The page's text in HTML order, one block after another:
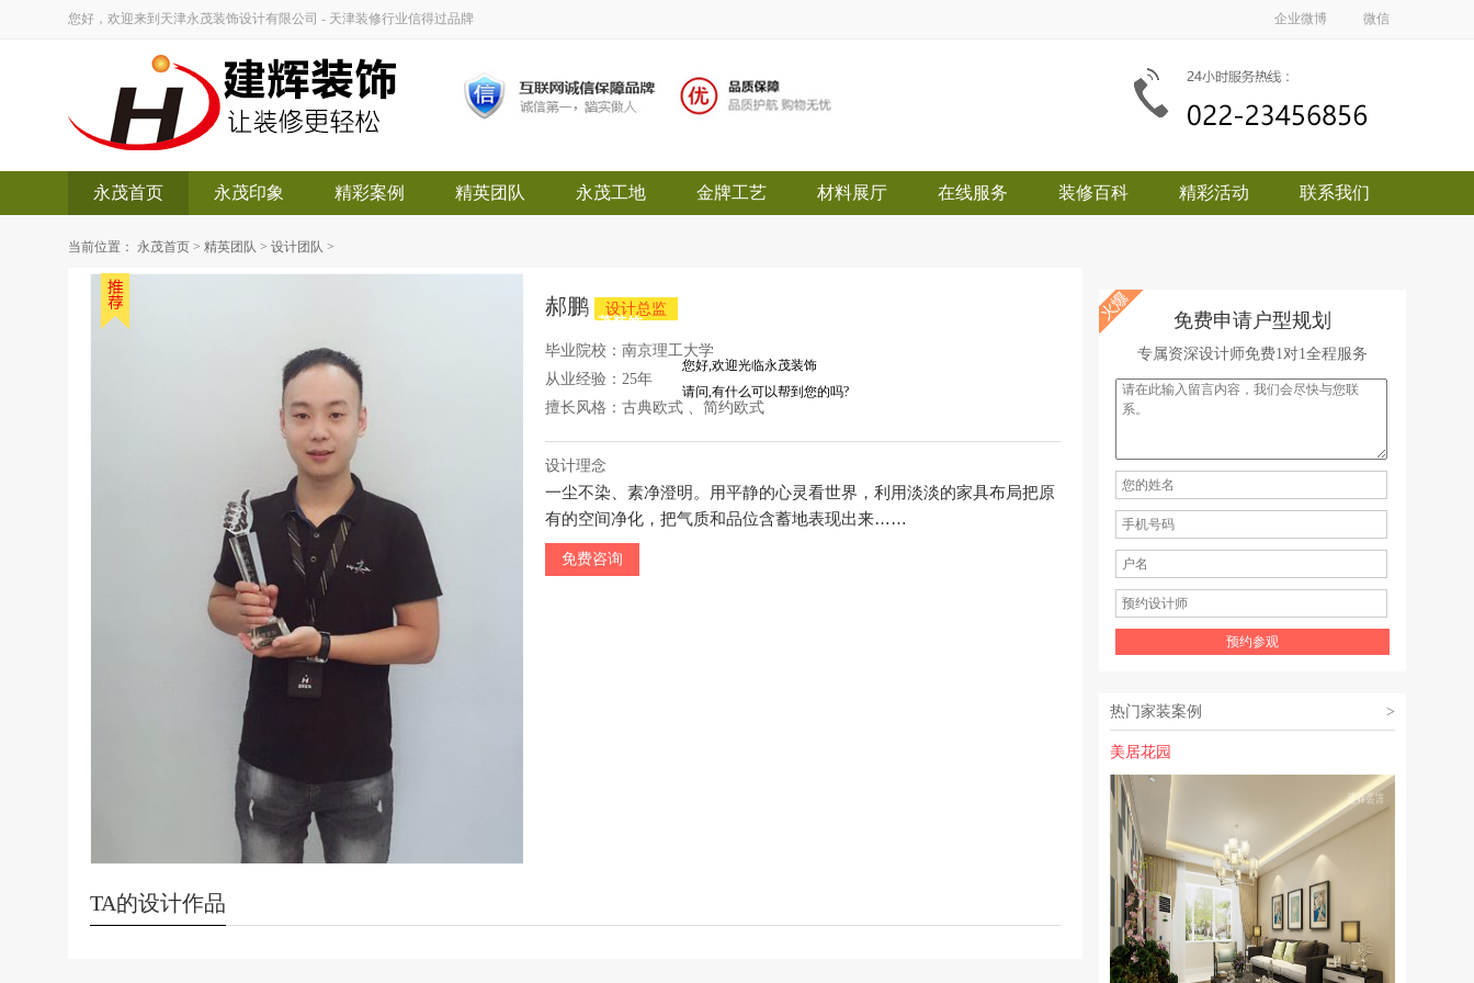
您好，欢迎来到天津永茂装饰设计有限公司 - 天津装修行业信得过品牌 企业微博 微信
永茂首页 永茂印象 精彩案例 精英团队 永茂工地 金牌工艺 材料展厅 在线服务 装修百科 精彩活动 联系我们
当前位置： 永茂首页 > 精英团队 > 设计团队 >
郝鹏 设计总监
毕业院校： 南京理工大学
从业经验： 25年
擅长风格： 古典欧式 、简约欧式
设计理念
一尘不染、素净澄明。用平静的心灵看世界，利用淡淡的家具布局把原
有的空间净化，把气质和品位含蓄地表现出来……
免费咨询
TA的设计作品
免费申请户型规划
专属资深设计师免费1对1全程服务
热门家装案例 >
美居花园
永茂装饰
您好,欢迎光临永茂装饰
请问,有什么可以帮到您的吗?